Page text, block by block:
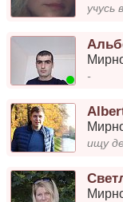
учусь
-
ищу